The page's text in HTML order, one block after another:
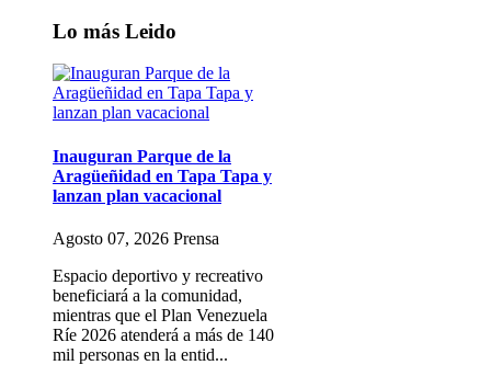
Lo más Leido
Inauguran Parque de la
Aragüeñidad en Tapa Tapa y
lanzan plan vacacional
Agosto 07, 2026 Prensa
Espacio deportivo y recreativo
beneficiará a la comunidad,
mientras que el Plan Venezuela
Ríe 2026 atenderá a más de 140
mil personas en la entid...